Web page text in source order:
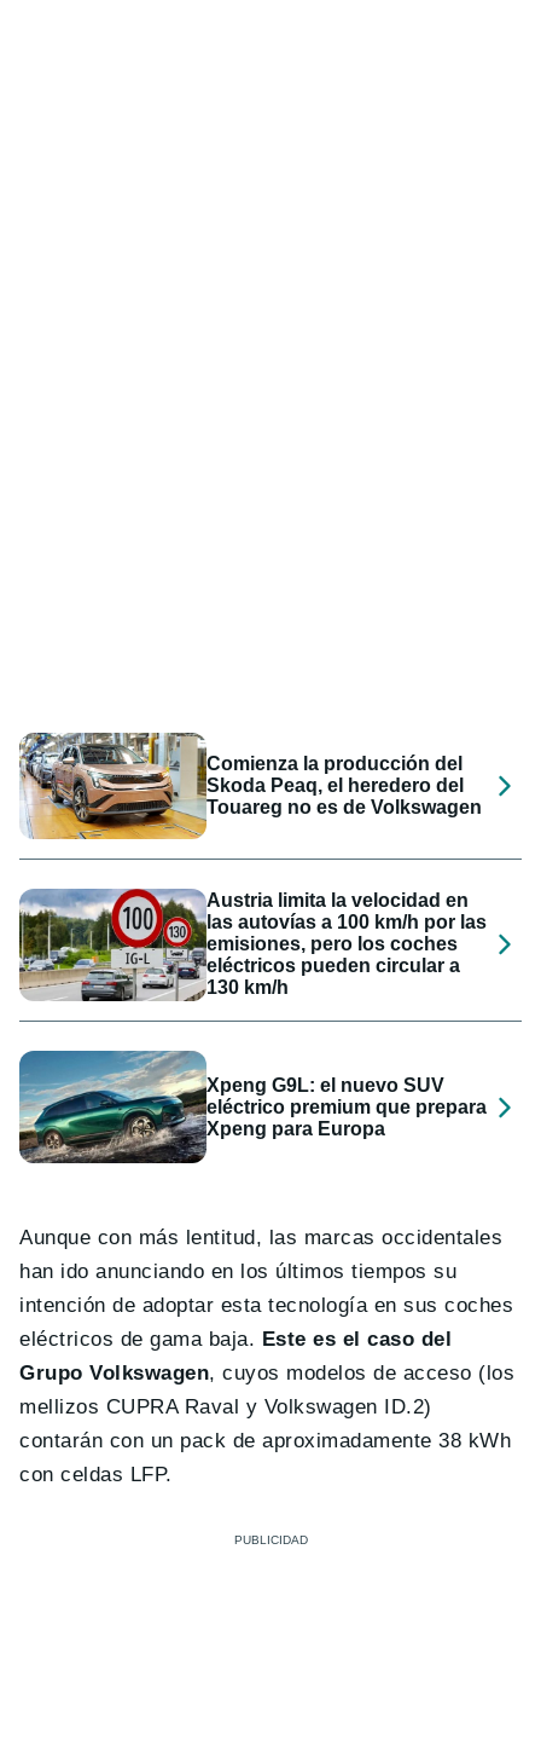
Comienza la producción del
Skoda Peaq, el heredero del
Touareg no es de Volkswagen
Austria limita la velocidad en
las autovías a 100 km/h por las
emisiones, pero los coches
eléctricos pueden circular a
130 km/h
Xpeng G9L: el nuevo SUV
eléctrico premium que prepara
Xpeng para Europa
Aunque con más lentitud, las marcas occidentales
han ido anunciando en los últimos tiempos su
intención de adoptar esta tecnología en sus coches
eléctricos de gama baja. Este es el caso del
Grupo Volkswagen, cuyos modelos de acceso (los
mellizos CUPRA Raval y Volkswagen ID.2)
contarán con un pack de aproximadamente 38 kWh
con celdas LFP.